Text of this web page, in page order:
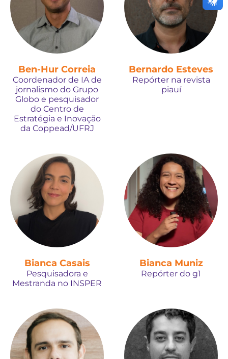
Ben-Hur Correia
Coordenador de IA de
jornalismo do Grupo
Globo e pesquisador
do Centro de
Estratégia e Inovação
da Coppead/UFRJ
Bernardo Esteves
Repórter na revista
piauí
Bianca Casais
Pesquisadora e
Mestranda no INSPER
Bianca Muniz
Repórter do g1